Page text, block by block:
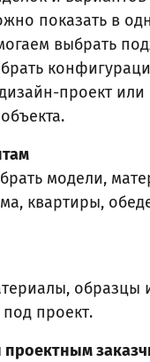
показать в
выбрать
проект или
модели,
квартиры,
образцы
проект.